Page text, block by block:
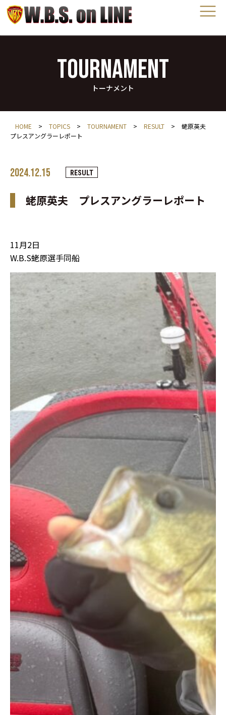
TOURNAMENT
トーナメント
HOME > TOPICS > TOURNAMENT > RESULT >
蛯原英夫
プレスアングラーレポート
2024.12.15 RESULT
蛯原英夫 プレスアングラーレポート
11月2日
W.B.S蛯原選手同船